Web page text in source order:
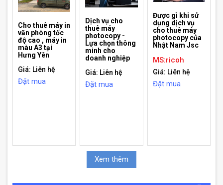
Cho thuê máy in
văn phòng tốc
độ cao , máy in
màu A3 tại
Hưng Yên
Giá: Liên hệ
Đặt mua
Dịch vụ cho
thuê máy
photocopy -
Lựa chọn thông
minh cho
doanh nghiệp
Giá: Liên hệ
Đặt mua
Được gì khi sử
dụng dịch vụ
cho thuê máy
photocopy của
Nhật Nam Jsc
MS:ricoh
Giá: Liên hệ
Đặt mua
Xem thêm